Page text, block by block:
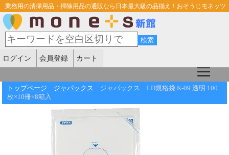
業務用の清掃用品・掃除用品の通販なら日本最大級の品揃え！おそうじモネッツ
ログイン 会員登録 カート
トップページ ジャパックス
ジャパックス LD規格袋 K-09 透明 100
枚×10冊×8箱入